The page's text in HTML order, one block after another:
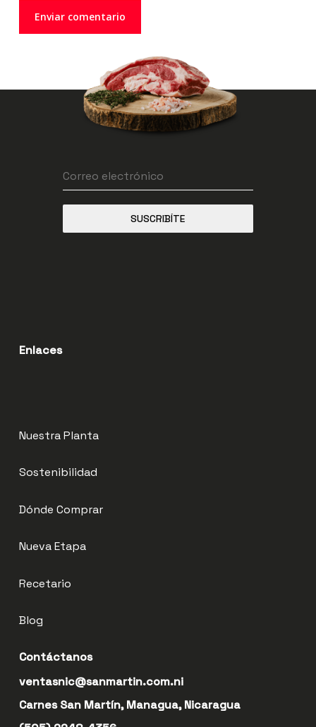
SUSCRIBÍTE
Enlaces
Nuestra Planta
Sostenibilidad
Dónde Comprar
Nueva Etapa
Recetario
Blog
Contáctanos
ventasnic@sanmartin.com.ni
Carnes San Martín, Managua, Nicaragua